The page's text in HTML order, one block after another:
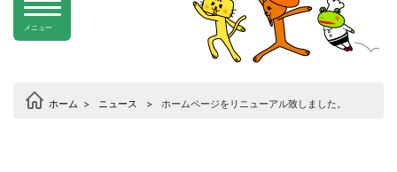
メニュー
ホーム > ニュース > ホームページをリニューアル致しました。